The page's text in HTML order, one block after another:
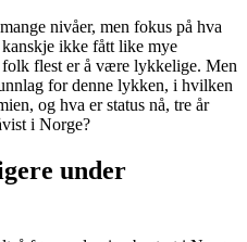
nivåer, men fokus på hva
ikke fått like mye
flest er å være lykkelige. Men
for denne lykken, i hvilken
og hva er status nå, tre år
i Norge?
under